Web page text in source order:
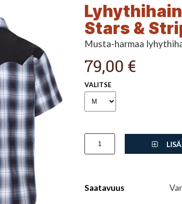
Stars &
Musta-harmaa
79,00 €
VALITSE
Saatavuus